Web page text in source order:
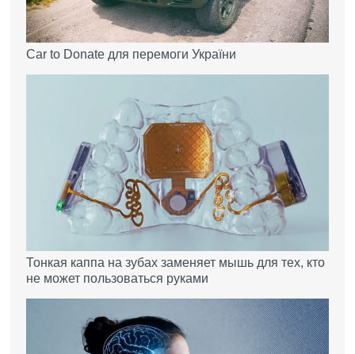
Car to Donate для перемоги України
Тонкая каппа на зубах заменяет мышь для тех, кто
не может пользоваться руками